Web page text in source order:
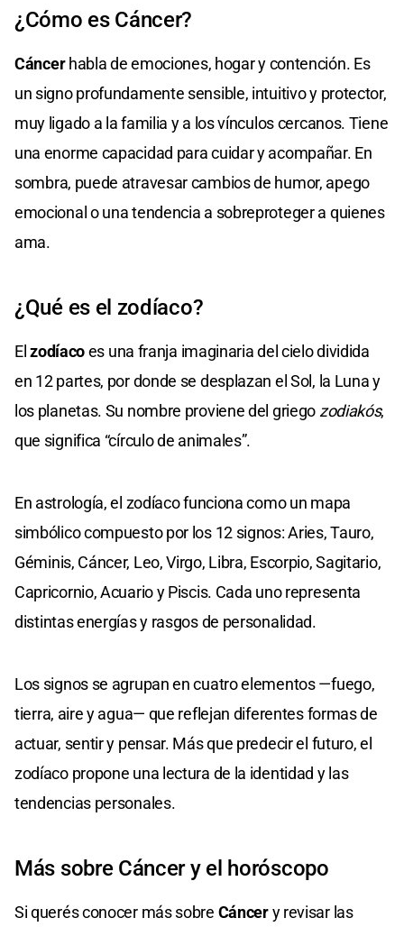
¿Cómo es Cáncer?
Cáncerhabla de emociones, hogar y contención. Es
un signo profundamente sensible, intuitivo y protector,
muy ligado a la familia y a los vínculos cercanos. Tiene
una enorme capacidad para cuidar y acompañar. En
sombra, puede atravesar cambios de humor, apego
emocional o una tendencia a sobreproteger a quienes
ama.
¿Qué es el zodíaco?
Elzodíacoes una franja imaginaria del cielo dividida
en 12 partes, por donde se desplazan el Sol, la Luna y
los planetas. Su nombre proviene del griego zodiakós,
que significa “círculo de animales”.
En astrología, el zodíaco funciona como un mapa
simbólico compuesto por los 12 signos: Aries, Tauro,
Géminis, Cáncer, Leo, Virgo, Libra, Escorpio, Sagitario,
Capricornio, Acuario y Piscis. Cada uno representa
distintas energías y rasgos de personalidad.
Los signos se agrupan en cuatro elementos —fuego,
tierra, aire y agua— que reflejan diferentes formas de
actuar, sentir y pensar. Más que predecir el futuro, el
zodíaco propone una lectura de la identidad y las
tendencias personales.
Más sobre Cáncer y el horóscopo
Si querés conocer más sobre Cáncery revisar las